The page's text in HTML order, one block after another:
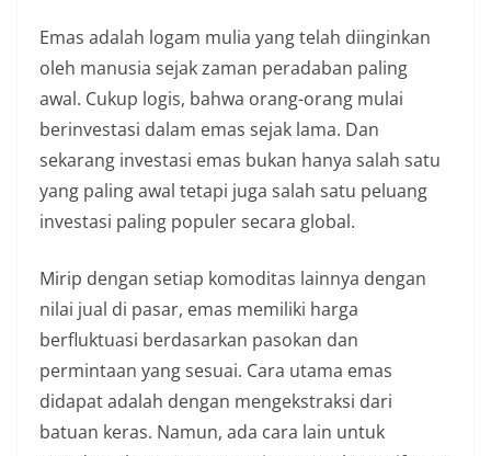
Emas adalah logam mulia yang telah diinginkan
oleh manusia sejak zaman peradaban paling
awal. Cukup logis, bahwa orang-orang mulai
berinvestasi dalam emas sejak lama. Dan
sekarang investasi emas bukan hanya salah satu
yang paling awal tetapi juga salah satu peluang
investasi paling populer secara global.
Mirip dengan setiap komoditas lainnya dengan
nilai jual di pasar, emas memiliki harga
berfluktuasi berdasarkan pasokan dan
permintaan yang sesuai. Cara utama emas
didapat adalah dengan mengekstraksi dari
batuan keras. Namun, ada cara lain untuk